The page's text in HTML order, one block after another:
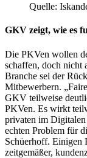
Quelle:
GKV zeigt, wie es
Die PKVen wollen
schaffen, doch nicht
Branche sei der
Mitbewerbern.
GKV teilweise
PKVen. Es wirkt
privaten im Digitalen
echten Problem für
Schüerhoff. Einigen
zeitgemäßer,